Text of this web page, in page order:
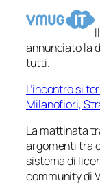
Il
annunciato la
tutti.
L’incontro si
Milanofiori,
La mattinata
argomenti tra
sistema di
community di